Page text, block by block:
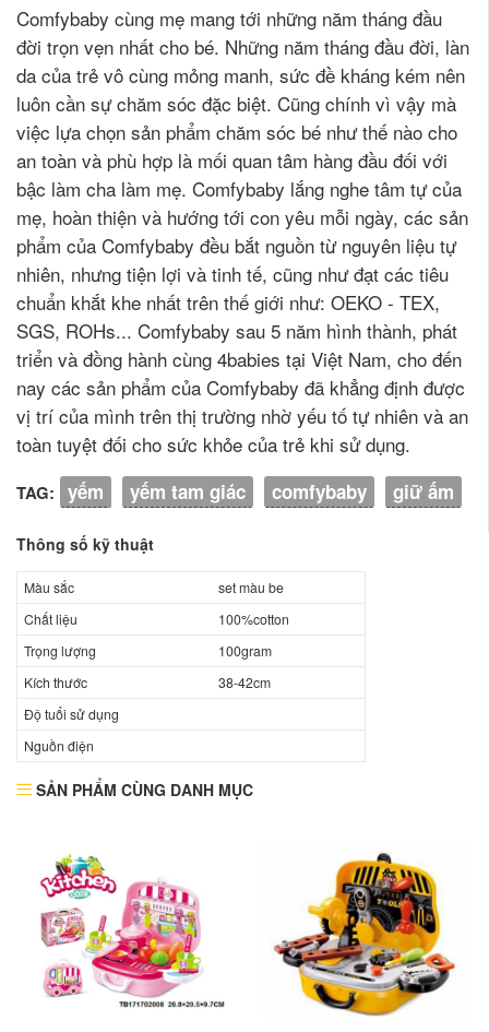
Comfybaby cùng mẹ mang tới những năm tháng đầu
đời trọn vẹn nhất cho bé. Những năm tháng đầu đời, làn
da của trẻ vô cùng mỏng manh, sức đề kháng kém nên
luôn cần sự chăm sóc đặc biệt. Cũng chính vì vậy mà
việc lựa chọn sản phẩm chăm sóc bé như thế nào cho
an toàn và phù hợp là mối quan tâm hàng đầu đối với
bậc làm cha làm mẹ. Comfybaby lắng nghe tâm tự của
mẹ, hoàn thiện và hướng tới con yêu mỗi ngày, các sản
phẩm của Comfybaby đều bắt nguồn từ nguyên liệu tự
nhiên, nhưng tiện lợi và tinh tế, cũng như đạt các tiêu
chuẩn khắt khe nhất trên thế giới như: OEKO - TEX,
SGS, ROHs... Comfybaby sau 5 năm hình thành, phát
triển và đồng hành cùng 4babies tại Việt Nam, cho đến
nay các sản phẩm của Comfybaby đã khẳng định được
vị trí của mình trên thị trường nhờ yếu tố tự nhiên và an
toàn tuyệt đối cho sức khỏe của trẻ khi sử dụng.
TAG: yếm yếm tam giác comfybaby giữ ấm
Thông số kỹ thuật
Màu sắc
set màu be
Chất liệu
100%cotton
Trọng lượng
100gram
Kích thước
38-42cm
Độ tuổi sử dụng
Nguồn điện
SẢN PHẨM CÙNG DANH MỤC